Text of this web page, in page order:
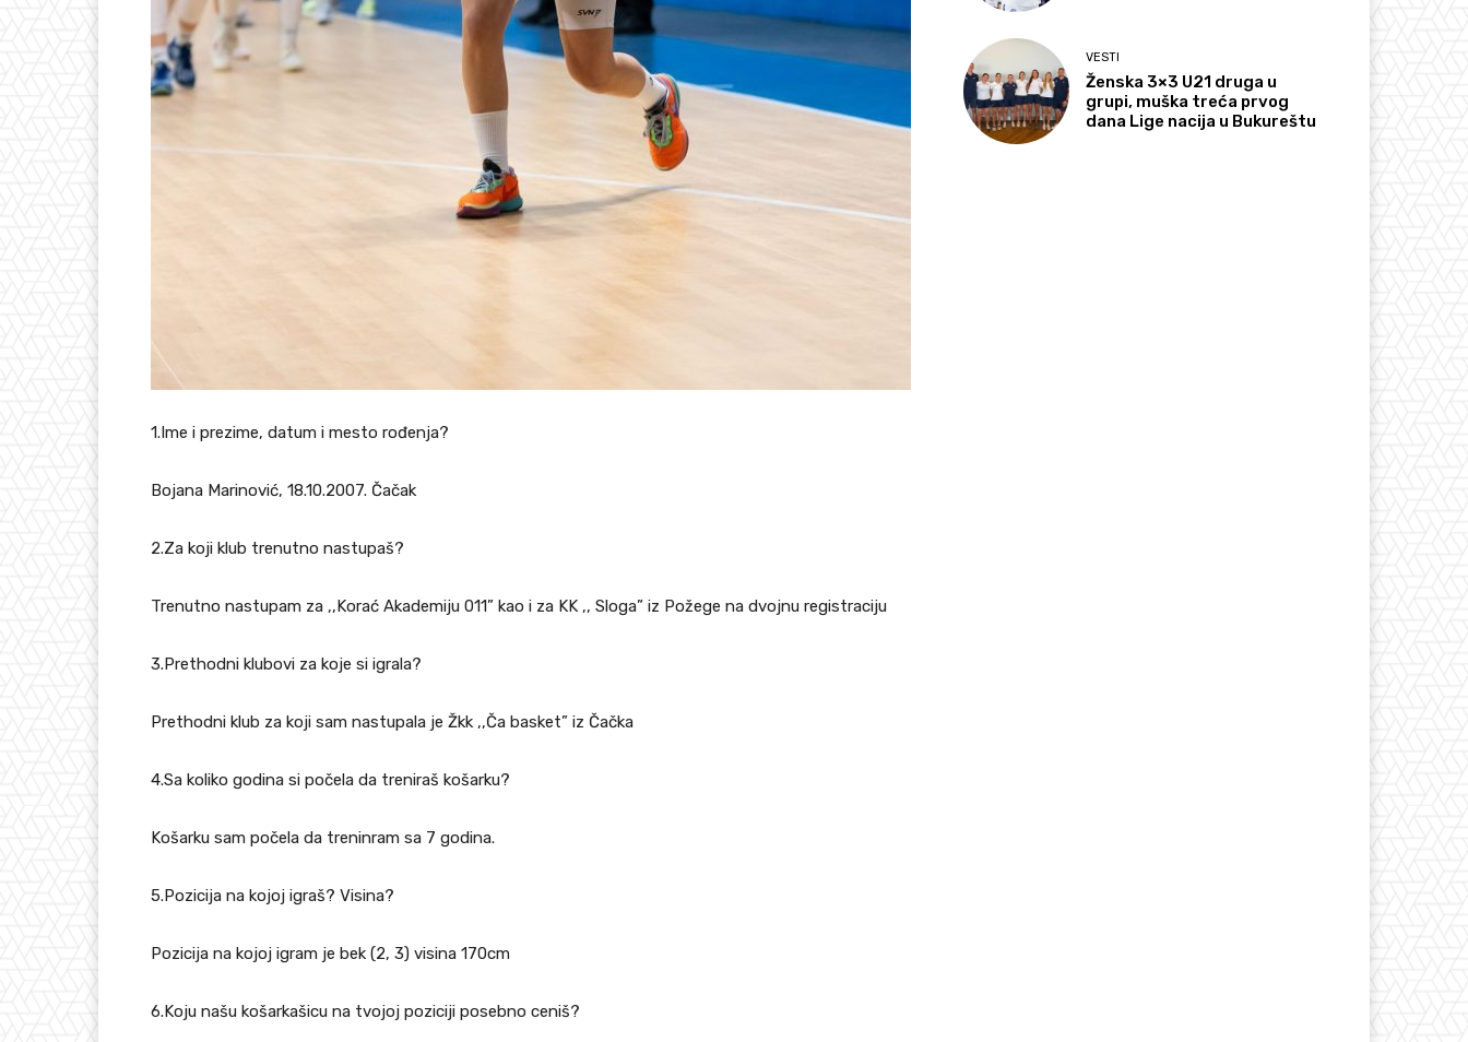
1.Ime i prezime, datum i mesto rođenja?
Bojana Marinović, 18.10.2007. Čačak
2.Za koji klub trenutno nastupaš?
Trenutno nastupam za ,,Korać Akademiju 011” kao i za KK ,, Sloga” iz Požege na dvojnu registraciju
3.Prethodni klubovi za koje si igrala?
Prethodni klub za koji sam nastupala je Žkk ,,Ča basket” iz Čačka
4.Sa koliko godina si počela da treniraš košarku?
Košarku sam počela da treninram sa 7 godina.
5.Pozicija na kojoj igraš? Visina?
Pozicija na kojoj igram je bek (2, 3) visina 170cm
6.Koju našu košarkašicu na tvojoj poziciji posebno ceniš?
VESTI
Ženska 3×3 U21 druga u
grupi, muška treća prvog
dana Lige nacija u Bukureštu